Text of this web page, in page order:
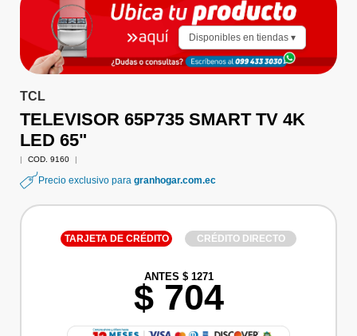
Disponibles en tiendas ▾
TCL
TELEVISOR 65P735 SMART TV 4K
LED 65"
| COD. 9160 |
Precio exclusivo para granhogar.com.ec
TARJETA DE CRÉDITO CRÉDITO DIRECTO
ANTES $ 1271
$ 704